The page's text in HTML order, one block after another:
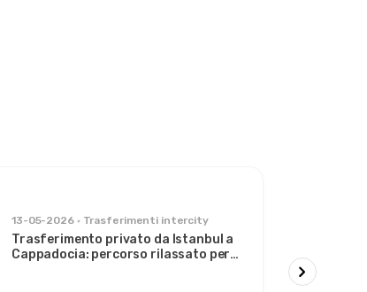
13-05-2026 Trasferimenti intercity
Trasferimento privato da Istanbul a
Cappadocia: percorso rilassato per